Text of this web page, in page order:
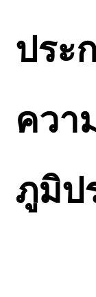
ประ
ควา
ภูมิป